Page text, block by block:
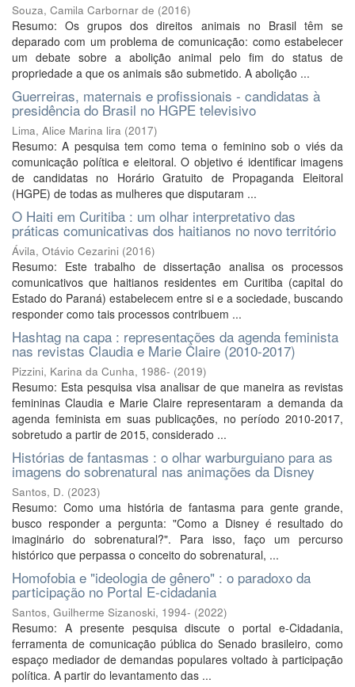
Souza, Camila Carbornar de (2016)
Resumo: Os grupos dos direitos animais no Brasil têm se
deparado com um problema de comunicação: como estabelecer
um debate sobre a abolição animal pelo fim do status de
propriedade a que os animais são submetido. A abolição ...
Guerreiras, maternais e profissionais - candidatas à
presidência do Brasil no HGPE televisivo
Lima, Alice Marina lira (2017)
Resumo: A pesquisa tem como tema o feminino sob o viés da
comunicação política e eleitoral. O objetivo é identificar imagens
de candidatas no Horário Gratuito de Propaganda Eleitoral
(HGPE) de todas as mulheres que disputaram ...
O Haiti em Curitiba : um olhar interpretativo das
práticas comunicativas dos haitianos no novo território
Ávila, Otávio Cezarini (2016)
Resumo: Este trabalho de dissertação analisa os processos
comunicativos que haitianos residentes em Curitiba (capital do
Estado do Paraná) estabelecem entre si e a sociedade, buscando
responder como tais processos contribuem ...
Hashtag na capa : representações da agenda feminista
nas revistas Claudia e Marie Claire (2010-2017)
Pizzini, Karina da Cunha, 1986- (2019)
Resumo: Esta pesquisa visa analisar de que maneira as revistas
femininas Claudia e Marie Claire representaram a demanda da
agenda feminista em suas publicações, no período 2010-2017,
sobretudo a partir de 2015, considerado ...
Histórias de fantasmas : o olhar warburguiano para as
imagens do sobrenatural nas animações da Disney
Santos, D. (2023)
Resumo: Como uma história de fantasma para gente grande,
busco responder a pergunta: "Como a Disney é resultado do
imaginário do sobrenatural?". Para isso, faço um percurso
histórico que perpassa o conceito do sobrenatural, ...
Homofobia e "ideologia de gênero" : o paradoxo da
participação no Portal E-cidadania
Santos, Guilherme Sizanoski, 1994- (2022)
Resumo: A presente pesquisa discute o portal e-Cidadania,
ferramenta de comunicação pública do Senado brasileiro, como
espaço mediador de demandas populares voltado à participação
política. A partir do levantamento das ...